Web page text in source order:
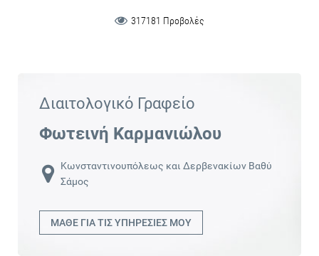
317181 Προβολές
Διαιτολογικό Γραφείο
Φωτεινή Καρμανιώλου
Κωνσταντινουπόλεως και Δερβενακίων Βαθύ
Σάμος
ΜΑΘΕ ΓΙΑ ΤΙΣ ΥΠΗΡΕΣΙΕΣ ΜΟΥ